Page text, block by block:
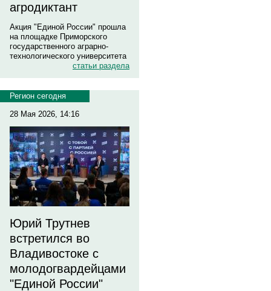
агродиктант
Акция "Единой России" прошла
на площадке Приморского
государственного аграрно-
технологического университета
статьи раздела
Регион сегодня
28 Мая 2026, 14:16
Юрий Трутнев
встретился во
Владивостоке с
молодогвардейцами
"Единой России"